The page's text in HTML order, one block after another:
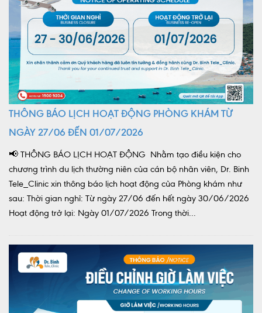
THÔNG BÁO LỊCH HOẠT ĐỘNG PHÒNG KHÁM TỪ
NGÀY 27/06 ĐẾN 01/07/2026
📢 THÔNG BÁO LỊCH HOẠT ĐỘNG Nhằm tạo điều kiện cho
chương trình du lịch thường niên của cán bộ nhân viên, Dr. Binh
Tele_Clinic xin thông báo lịch hoạt động của Phòng khám như
sau: Thời gian nghỉ: Từ ngày 27/06 đến hết ngày 30/06/2026
Hoạt động trở lại: Ngày 01/07/2026 Trong thời...